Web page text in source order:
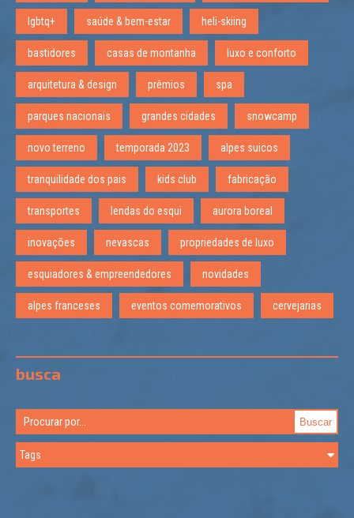
lgbtq+ saúde & bem-estar heli-skiing
bastidores casas de montanha luxo e conforto
arquitetura & design prêmios spa
parques nacionais grandes cidades snowcamp
novo terreno temporada 2023 alpes suicos
tranquilidade dos pais kids club fabricação
transportes lendas do esqui aurora boreal
inovações nevascas propriedades de luxo
esquiadores & empreendedores novidades
alpes franceses eventos comemorativos cervejarias
busca